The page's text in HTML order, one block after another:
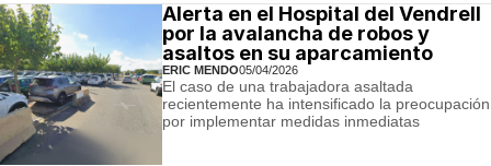
Alerta en el Hospital del Vendrell
por la avalancha de robos y
asaltos en su aparcamiento
ERIC MENDO05/04/2026
El caso de una trabajadora asaltada
recientemente ha intensificado la preocupación
por implementar medidas inmediatas